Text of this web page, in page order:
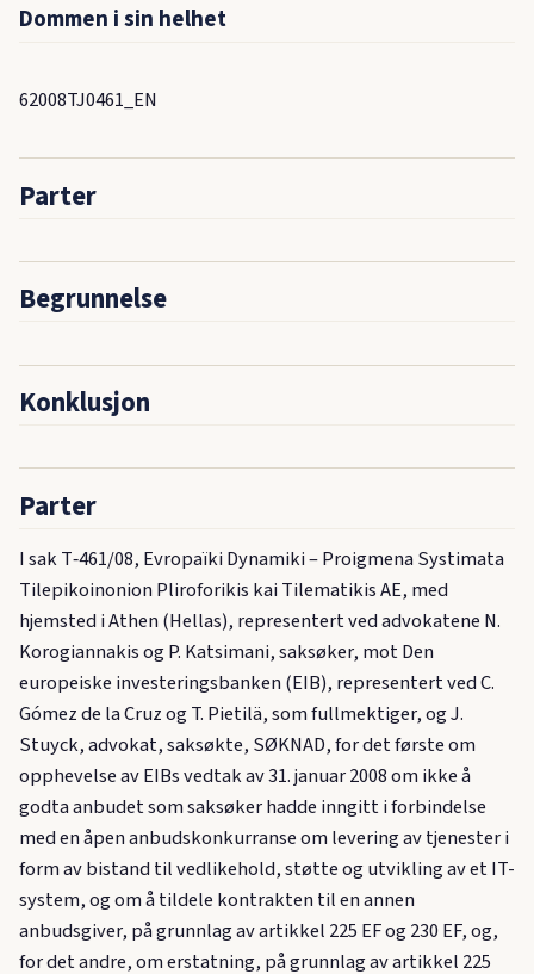
Dommen i sin helhet
62008TJ0461_EN
Parter
Begrunnelse
Konklusjon
Parter
I sak T‑461/08, Evropaïki Dynamiki – Proigmena Systimata
Tilepikoinonion Pliroforikis kai Tilematikis AE, med
hjemsted i Athen (Hellas), representert ved advokatene N.
Korogiannakis og P. Katsimani, saksøker, mot Den
europeiske investeringsbanken (EIB), representert ved C.
Gómez de la Cruz og T. Pietilä, som fullmektiger, og J.
Stuyck, advokat, saksøkte, SØKNAD, for det første om
opphevelse av EIBs vedtak av 31. januar 2008 om ikke å
godta anbudet som saksøker hadde inngitt i forbindelse
med en åpen anbudskonkurranse om levering av tjenester i
form av bistand til vedlikehold, støtte og utvikling av et IT-
system, og om å tildele kontrakten til en annen
anbudsgiver, på grunnlag av artikkel 225 EF og 230 EF, og,
for det andre, om erstatning, på grunnlag av artikkel 225